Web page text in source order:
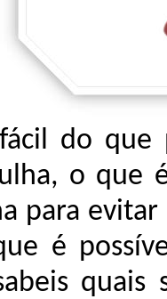
do
o que
para evitar
é
quais